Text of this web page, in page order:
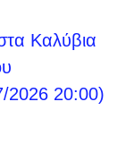
Καλύβια
2026 20:00)